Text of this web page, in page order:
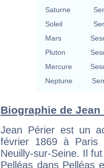
Saturne
Soleil
Mars
Pluton
Mercure
Neptune
Biographie de
Jean Périer est un
février 1869 à
Neuilly-sur-Seine. Il
Pelléas dans Pelléas